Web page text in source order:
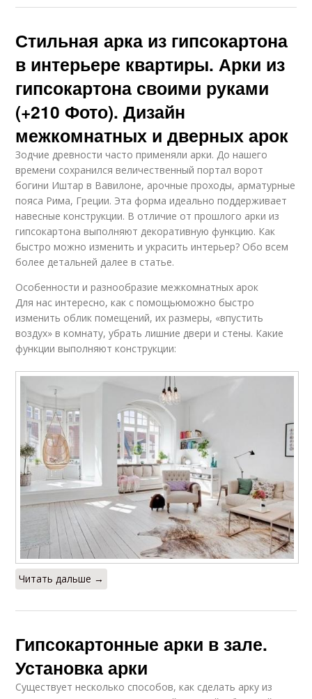
Стильная арка из гипсокартона
в интерьере квартиры. Арки из
гипсокартона своими руками
(+210 Фото). Дизайн
межкомнатных и дверных арок
Зодчие древности часто применяли арки. До нашего
времени сохранился величественный портал ворот
богини Иштар в Вавилоне, арочные проходы, арматурные
пояса Рима, Греции. Эта форма идеально поддерживает
навесные конструкции. В отличие от прошлого арки из
гипсокартона выполняют декоративную функцию. Как
быстро можно изменить и украсить интерьер? Обо всем
более детальней далее в статье.
Особенности и разнообразие межкомнатных арок
Для нас интересно, как с помощьюможно быстро
изменить облик помещений, их размеры, «впустить
воздух» в комнату, убрать лишние двери и стены. Какие
функции выполняют конструкции:
Читать дальше →
Гипсокартонные арки в зале.
Установка арки
Существует несколько способов, как сделать арку из